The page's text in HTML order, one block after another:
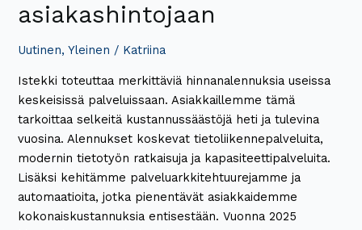
asiakashintojaan
Uutinen,Yleinen / Katriina
Istekki toteuttaa merkittäviä hinnanalennuksia useissa
keskeisissä palveluissaan. Asiakkaillemme tämä
tarkoittaa selkeitä kustannussäästöjä heti ja tulevina
vuosina. Alennukset koskevat tietoliikennepalveluita,
modernin tietotyön ratkaisuja ja kapasiteettipalveluita.
Lisäksi kehitämme palveluarkkitehtuurejamme ja
automaatioita, jotka pienentävät asiakkaidemme
kokonaiskustannuksia entisestään. Vuonna 2025